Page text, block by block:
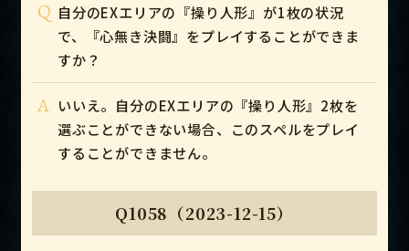
Q 自分のEXエリアの『操り人形』が1枚の状況
で、『心無き決闘』をプレイすることができま
すか？
A いいえ。自分のEXエリアの『操り人形』2枚を
選ぶことができない場合、このスペルをプレイ
することができません。
Q1058（2023-12-15）